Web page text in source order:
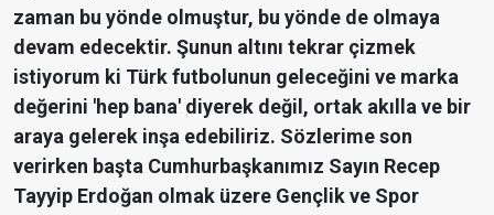
zaman bu yönde olmuştur, bu yönde de olmaya
devam edecektir. Şunun altını tekrar çizmek
istiyorum ki Türk futbolunun geleceğini ve marka
değerini 'hep bana' diyerek değil, ortak akılla ve bir
araya gelerek inşa edebiliriz. Sözlerime son
verirken başta Cumhurbaşkanımız Sayın Recep
Tayyip Erdoğan olmak üzere Gençlik ve Spor